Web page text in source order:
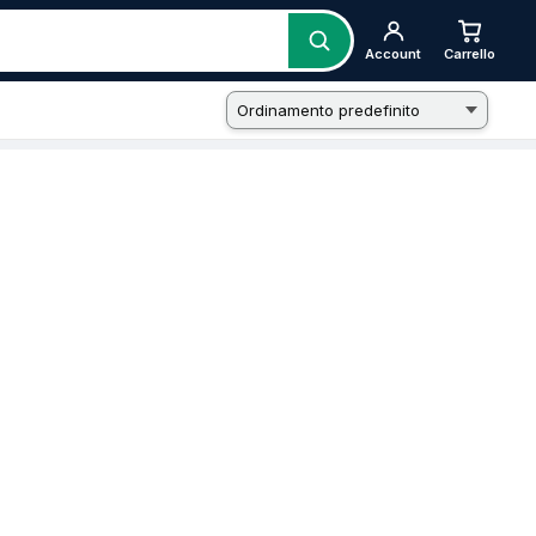
Account Carrello